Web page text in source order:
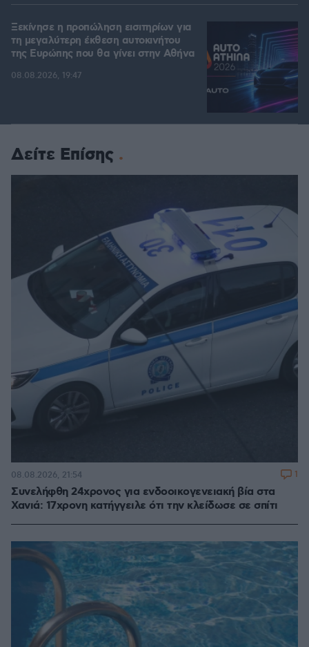
Ξεκίνησε η προπώληση εισιτηρίων για
τη μεγαλύτερη έκθεση αυτοκινήτου
της Ευρώπης που θα γίνει στην Αθήνα
08.08.2026, 19:47
Δείτε Επίσης
Συνελήφθη 24χρονος για ενδοοικογενειακή βία στα
Χανιά: 17χρονη κατήγγειλε ότι την κλείδωσε σε σπίτι
08.08.2026, 21:54 1